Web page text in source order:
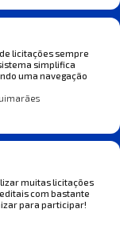
licitações sempre
simplifica
uma navegação
muitas licitações
com bastante
para participar!